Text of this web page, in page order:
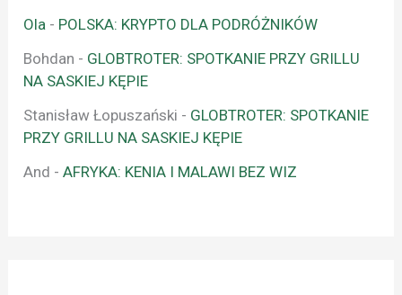
Ola - POLSKA: KRYPTO DLA PODRÓŻNIKÓW
Bohdan - GLOBTROTER: SPOTKANIE PRZY GRILLU
NA SASKIEJ KĘPIE
Stanisław Łopuszański - GLOBTROTER: SPOTKANIE
PRZY GRILLU NA SASKIEJ KĘPIE
And -AFRYKA: KENIA I MALAWI BEZ WIZ